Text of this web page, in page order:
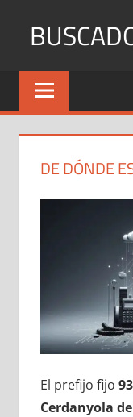
Identifica
Números
y
DE DÓNDE
El prefijo fijo
Cerdanyola